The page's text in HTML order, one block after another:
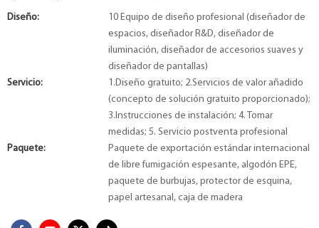
Diseño:
10 Equipo de diseño profesional (diseñador de
espacios, diseñador R&D, diseñador de
iluminación, diseñador de accesorios suaves y
diseñador de pantallas)
Servicio:
1.Diseño gratuito; 2.Servicios de valor añadido
(concepto de solución gratuito proporcionado);
3.Instrucciones de instalación; 4. Tomar
medidas; 5. Servicio postventa profesional
Paquete:
Paquete de exportación estándar internacional
de libre fumigación espesante, algodón EPE,
paquete de burbujas, protector de esquina,
papel artesanal, caja de madera